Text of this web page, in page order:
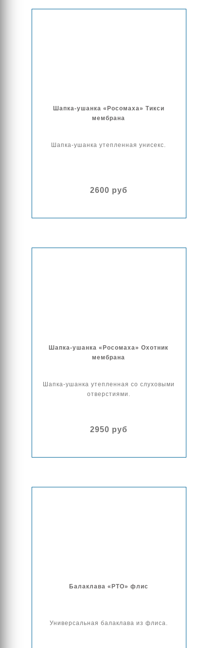
Шапка-ушанка «Росомаха» Тикси
мембрана
Шапка-ушанка утепленная унисекс.
2600 руб
Шапка-ушанка «Росомаха» Охотник
мембрана
Шапка-ушанка утепленная со слуховыми
отверстиями.
2950 руб
Балаклава «РТО» флис
Универсальная балаклава из флиса.